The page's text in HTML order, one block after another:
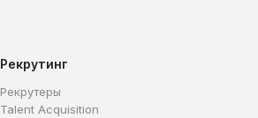
Рекрутинг
Рекрутеры
Talent Acquisition